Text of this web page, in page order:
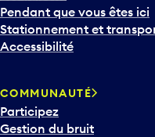
Stationnement et transport
Accessibilité
Participez
Gestion du bruit
Environnement